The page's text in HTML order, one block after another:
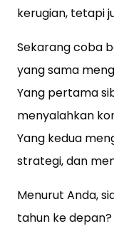
kerugian, tetapi
Sekarang coba
yang sama
Yang pertama
menyalahkan
Yang kedua
strategi, dan
Menurut Anda,
tahun ke depan?